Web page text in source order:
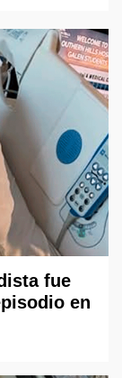
fue
en